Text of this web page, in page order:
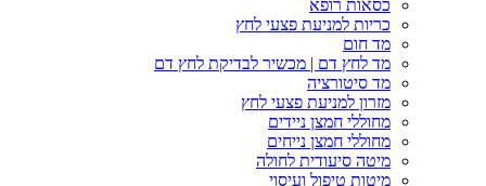
כסאות רופא
כריות למניעת פצעי לחץ
מד חום
מד לחץ דם | מכשיר לבדיקת לחץ דם
מד סיטורציה
מזרון למניעת פצעי לחץ
מחוללי חמצן ניידים
מחוללי חמצן נייחים
מיטה סיעודית לחולה
מיטות טיפול ועיסוי